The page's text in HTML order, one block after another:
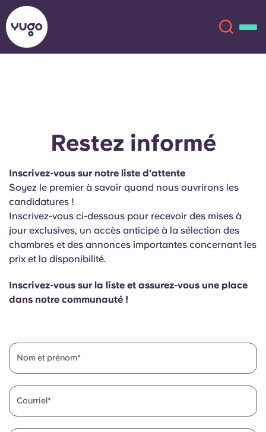
Compte Langue
English (US)
Español
Sélectionnez une ville
Se connecter
Réservez maintenant
Català Deutsch
Italian French
Portuguese
Restez informé
Inscrivez-vous sur notre liste d'attente
Soyez le premier à savoir quand nous ouvrirons les
candidatures !
Inscrivez-vous ci-dessous pour recevoir des mises à
jour exclusives, un accès anticipé à la sélection des
chambres et des annonces importantes concernant les
prix et la disponibilité.
Inscrivez-vous sur la liste et assurez-vous une place
dans notre communauté !
Nom et prénom
Courriel